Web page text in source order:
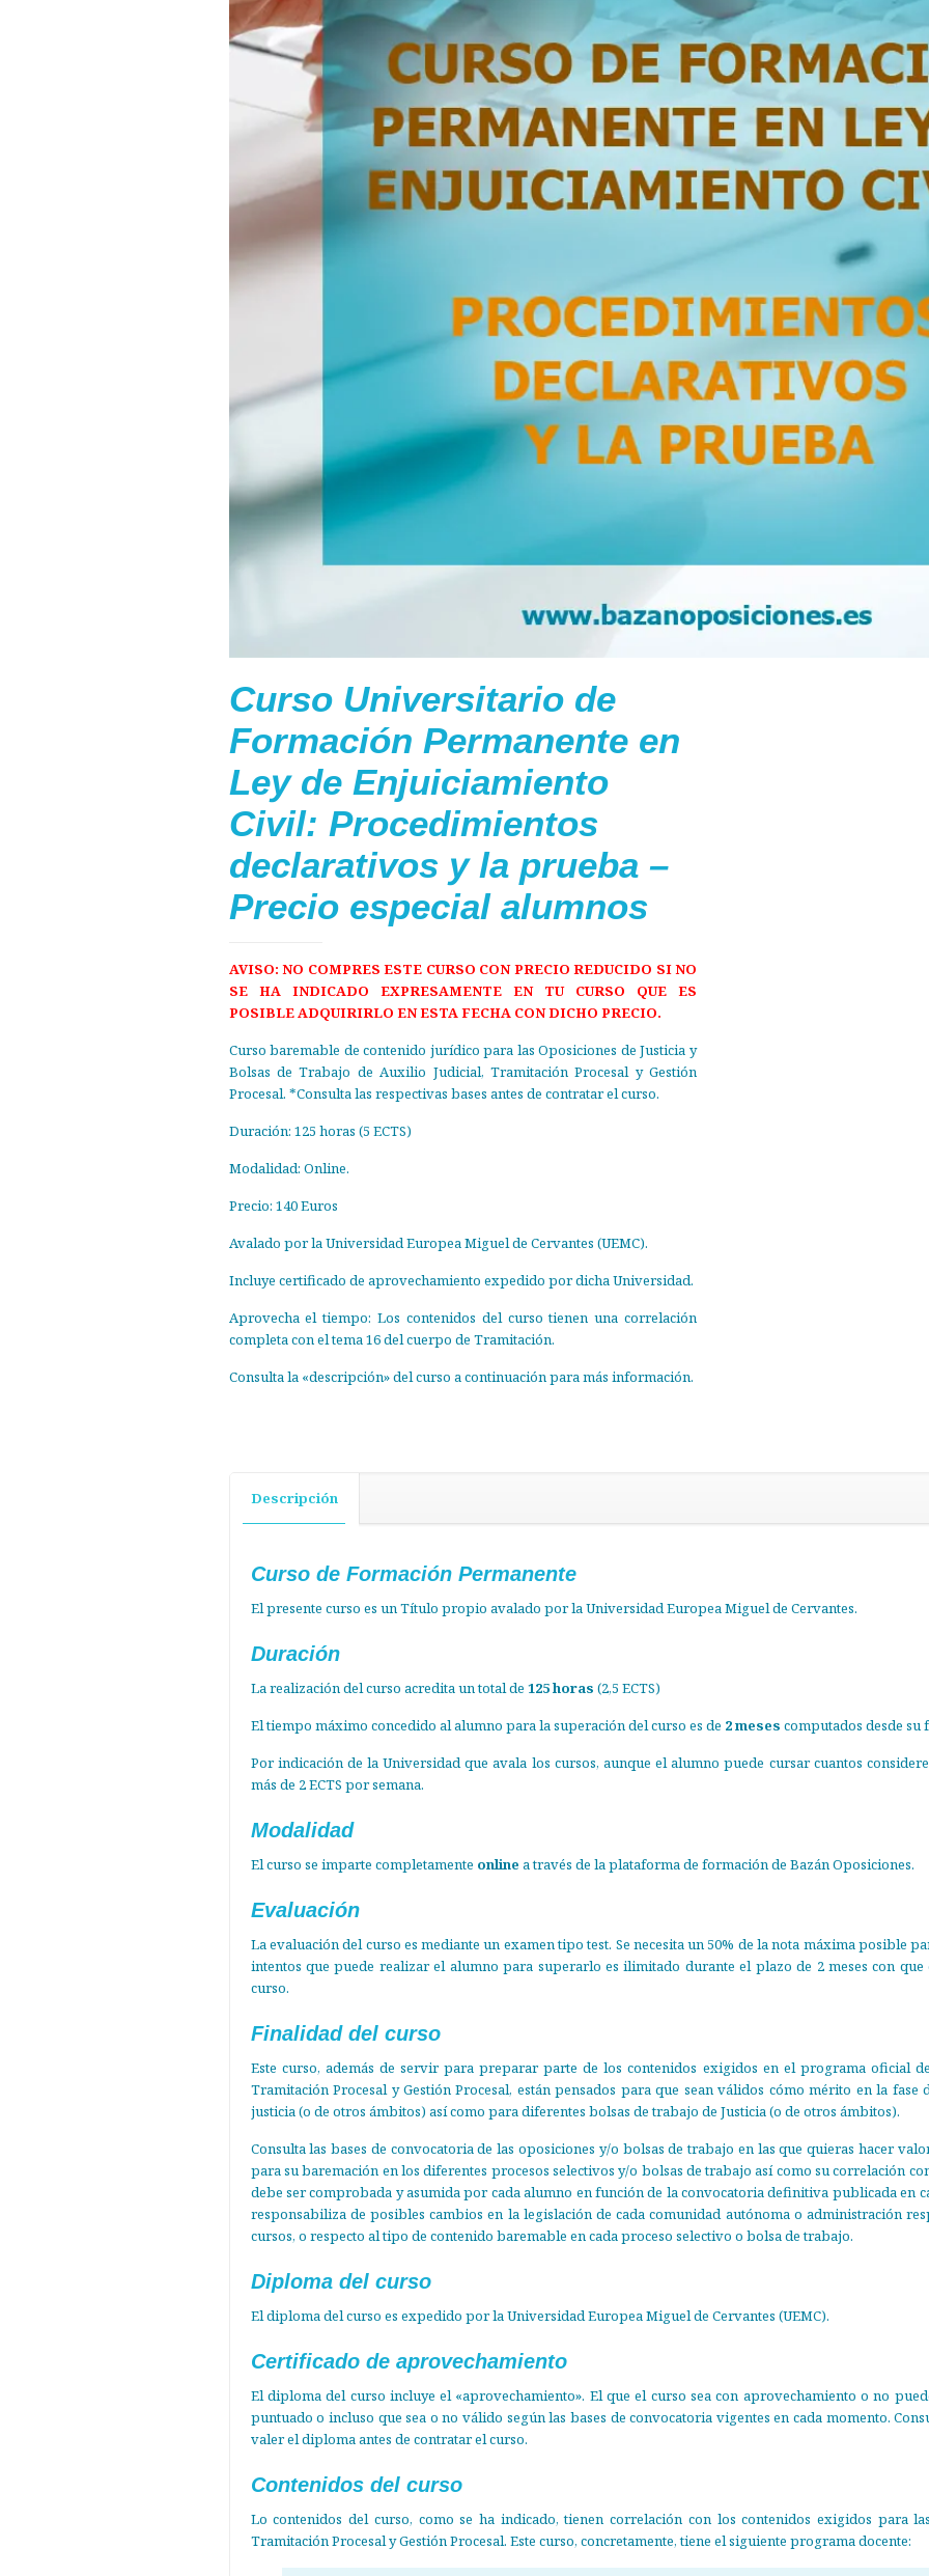
Curso Universitario de
Formación Permanente en
Ley de Enjuiciamiento
Civil: Procedimientos
declarativos y la prueba –
Precio especial alumnos
AVISO: NO COMPRES ESTE CURSO CON PRECIO REDUCIDO SI NO
SE HA INDICADO EXPRESAMENTE EN TU CURSO QUE ES
POSIBLE ADQUIRIRLO EN ESTA FECHA CON DICHO PRECIO.
Curso baremable de contenido jurídico para las Oposiciones de Justicia y
Bolsas de Trabajo de Auxilio Judicial, Tramitación Procesal y Gestión
Procesal. *Consulta las respectivas bases antes de contratar el curso.
Duración: 125 horas (5 ECTS)
Modalidad: Online.
Precio: 140 Euros
Avalado por la Universidad Europea Miguel de Cervantes (UEMC).
Incluye certificado de aprovechamiento expedido por dicha Universidad.
Aprovecha el tiempo: Los contenidos del curso tienen una correlación
completa con el tema 16 del cuerpo de Tramitación.
Consulta la «descripción» del curso a continuación para más información.
Descripción
Curso de Formación Permanente
El presente curso es un Título propio avalado por la Universidad Europea Miguel de Cervantes.
Duración
La realización del curso acredita un total de 125 horas (2,5 ECTS)
El tiempo máximo concedido al alumno para la superación del curso es de 2 meses computados desde su
Por indicación de la Universidad que avala los cursos, aunque el alumno puede cursar cuantos
más de 2 ECTS por semana.
Modalidad
El curso se imparte completamente online a través de la plataforma de formación de Bazán Oposiciones.
Evaluación
La evaluación del curso es mediante un examen tipo test. Se necesita un 50% de la nota máxima posible
intentos que puede realizar el alumno para superarlo es ilimitado durante el plazo de 2 meses con
curso.
Finalidad del curso
Este curso, además de servir para preparar parte de los contenidos exigidos en el programa oficial
Tramitación Procesal y Gestión Procesal, están pensados para que sean válidos cómo mérito en la fase
justicia (o de otros ámbitos) así como para diferentes bolsas de trabajo de Justicia (o de otros ámbitos).
Consulta las bases de convocatoria de las oposiciones y/o bolsas de trabajo en las que quieras hacer
para su baremación en los diferentes procesos selectivos y/o bolsas de trabajo así como su correlación
debe ser comprobada y asumida por cada alumno en función de la convocatoria definitiva publicada en
responsabiliza de posibles cambios en la legislación de cada comunidad autónoma o administración
cursos, o respecto al tipo de contenido baremable en cada proceso selectivo o bolsa de trabajo.
Diploma del curso
El diploma del curso es expedido por la Universidad Europea Miguel de Cervantes (UEMC).
Certificado de aprovechamiento
El diploma del curso incluye el «aprovechamiento». El que el curso sea con aprovechamiento o no
puntuado o incluso que sea o no válido según las bases de convocatoria vigentes en cada momento.
valer el diploma antes de contratar el curso.
Contenidos del curso
Lo contenidos del curso, como se ha indicado, tienen correlación con los contenidos exigidos para
Tramitación Procesal y Gestión Procesal. Este curso, concretamente, tiene el siguiente programa docente: